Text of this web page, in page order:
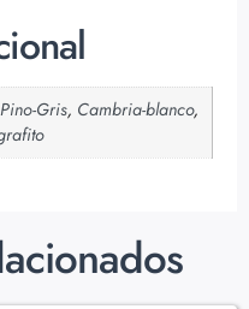
Gris, Cambria-blanco,